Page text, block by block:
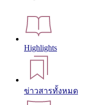
Highlights
ข่าวสารทั้งหมด